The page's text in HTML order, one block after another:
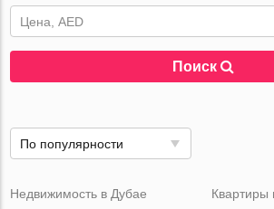
Цена, AED
Поиск
По популярности
Недвижимость в Дубае
Квартиры